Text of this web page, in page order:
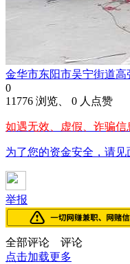
金华市东阳市吴宁街道高
0
11776 浏览、 0 人点赞
如遇无效、虚假、诈骗信
为了您的资金安全，请见
举报
全部评论
评论
点击加载更多